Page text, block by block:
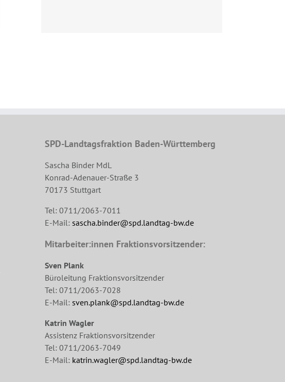
SPD-Landtagsfraktion Baden-Württemberg
Sascha Binder MdL
Konrad-Adenauer-Straße 3
70173 Stuttgart
Tel: 0711/2063-7011
E-Mail: sascha.binder@spd.landtag-bw.de
Mitarbeiter:innen Fraktionsvorsitzender:
Sven Plank
Büroleitung Fraktionsvorsitzender
Tel: 0711/2063-7028
E-Mail: sven.plank@spd.landtag-bw.de
Katrin Wagler
Assistenz Fraktionsvorsitzender
Tel: 0711/2063-7049
E-Mail: katrin.wagler@spd.landtag-bw.de